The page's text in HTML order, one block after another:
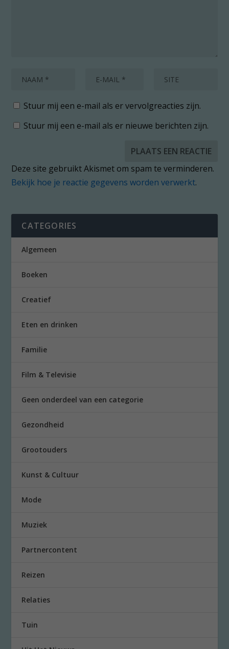
Stuur mij een e-mail als er vervolgreacties zijn.
Stuur mij een e-mail als er nieuwe berichten zijn.
Deze site gebruikt Akismet om spam te verminderen.
Bekijk hoe je reactie gegevens worden verwerkt.
CATEGORIES
Algemeen
Boeken
Creatief
Eten en drinken
Familie
Film & Televisie
Geen onderdeel van een categorie
Gezondheid
Grootouders
Kunst & Cultuur
Mode
Muziek
Partnercontent
Reizen
Relaties
Tuin